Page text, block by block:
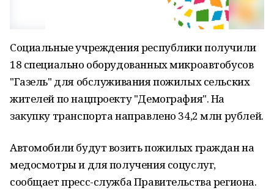
Социальные учреждения республики получили
18 специально оборудованных микроавтобусов
"Газель" для обслуживания пожилых сельских
жителей по нацпроекту "Демография". На
закупку транспорта направлено 34,2 млн рублей.
Автомобили будут возить пожилых граждан на
медосмотры и для получения соцуслуг,
сообщает пресс-служба Правительства региона.